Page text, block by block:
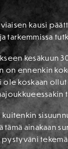
kausi
ja tarkemmissa
kesäkuun
on ennenkin
ole koskaan
kuitenkin
tämä ainakaan